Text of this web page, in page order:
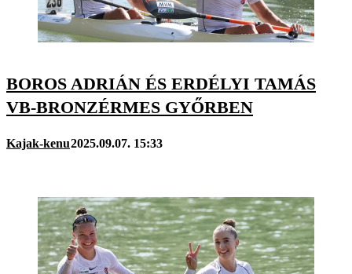
BOROS ADRIÁN ÉS ERDÉLYI TAMÁS
VB-BRONZÉRMES GYŐRBEN
Kajak-kenu2025.09.07. 15:33